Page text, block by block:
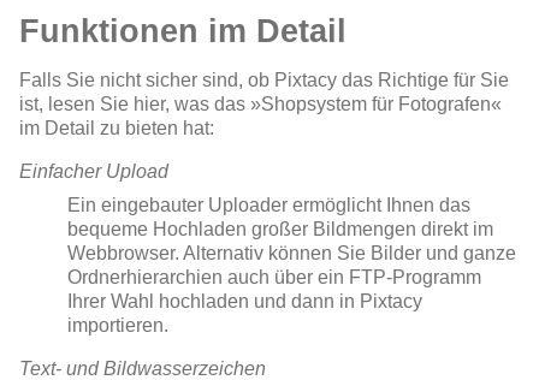
Funktionen im Detail
Falls Sie nicht sicher sind, ob Pixtacy das Richtige für Sie
ist, lesen Sie hier, was das »Shopsystem für Fotografen«
im Detail zu bieten hat:
Einfacher Upload
Ein eingebauter Uploader ermöglicht Ihnen das
bequeme Hochladen großer Bildmengen direkt im
Webbrowser. Alternativ können Sie Bilder und ganze
Ordnerhierarchien auch über ein FTP-Programm
Ihrer Wahl hochladen und dann in Pixtacy
importieren.
Text- und Bildwasserzeichen